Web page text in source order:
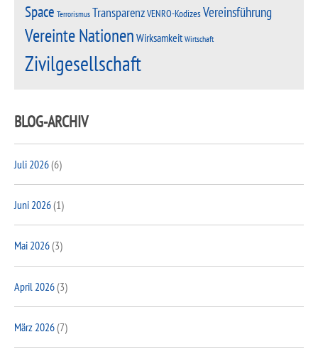
Space TerrorismusTransparenzVENRO-KodizesVereinsführung
Vereinte Nationen Wirksamkeit Wirtschaft
Zivilgesellschaft
BLOG-ARCHIV
Juli 2026(6)
Juni 2026(1)
Mai 2026(3)
April 2026(3)
März 2026(7)